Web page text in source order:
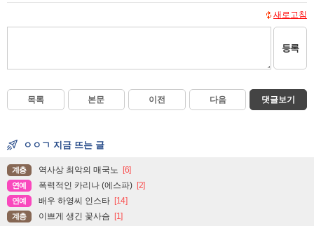
새로고침
등록
목록 본문 이전 다음 댓글보기
ㅇㅇㄱ 지금 뜨는 글
계층 역사상 최악의 매국노 [6]
연예 폭력적인 카리나 (에스파) [2]
연예 배우 하영씨 인스타 [14]
계층 이쁘게 생긴 꽃사슴 [1]